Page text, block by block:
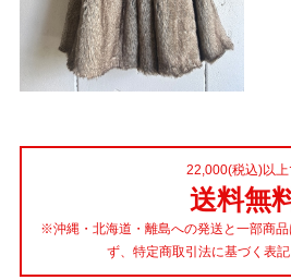
22,000(税込)以上
送料無
※沖縄・北海道・離島への発送と一部商
ず、特定商取引法に基づく表